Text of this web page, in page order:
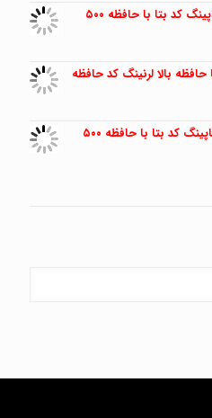
برد کرکره برقی ساید فول کانال هاپینگ کد بتا با حافظه ۵۰۰
حافظه بالا لرنینگ کد حافظه
برد کرکره برقی فول کانال توبلار هاپینگ کد بتا با حافظه ۵۰۰